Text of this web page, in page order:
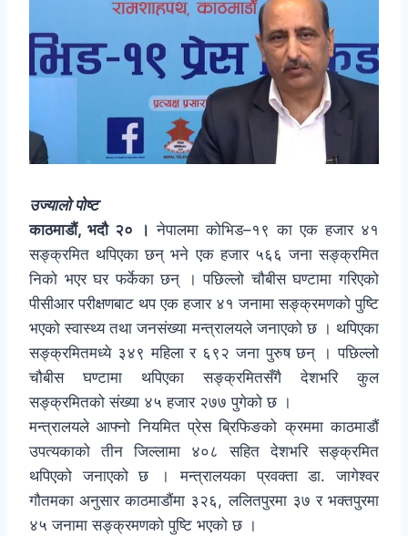
उज्यालो पोष्ट
काठमाडौं, भदौ २० । नेपालमा कोभिड–१९ का एक हजार ४१
सङ्क्रमित थपिएका छन् भने एक हजार ५६६ जना सङ्क्रमित
निको भएर घर फर्केका छन् । पछिल्लो चौबीस घण्टामा गरिएको
पीसीआर परीक्षणबाट थप एक हजार ४१ जनामा सङ्क्रमणको पुष्टि
भएको स्वास्थ्य तथा जनसंख्या मन्त्रालयले जनाएको छ । थपिएका
सङ्क्रमितमध्ये ३४९ महिला र ६९२ जना पुरुष छन् । पछिल्लो
चौबीस घण्टामा थपिएका सङ्क्रमितसँगै देशभरि कुल
सङ्क्रमितको संख्या ४५ हजार २७७ पुगेको छ ।
मन्त्रालयले आफ्नो नियमित प्रेस ब्रिफिङको क्रममा काठमाडौं
उपत्यकाको तीन जिल्लामा ४०८ सहित देशभरि सङ्क्रमित
थपिएको जनाएको छ । मन्त्रालयका प्रवक्ता डा. जागेश्वर
गौतमका अनुसार काठमाडौंमा ३२६, ललितपुरमा ३७ र भक्तपुरमा
४५ जनामा सङ्क्रमणको पुष्टि भएको छ ।